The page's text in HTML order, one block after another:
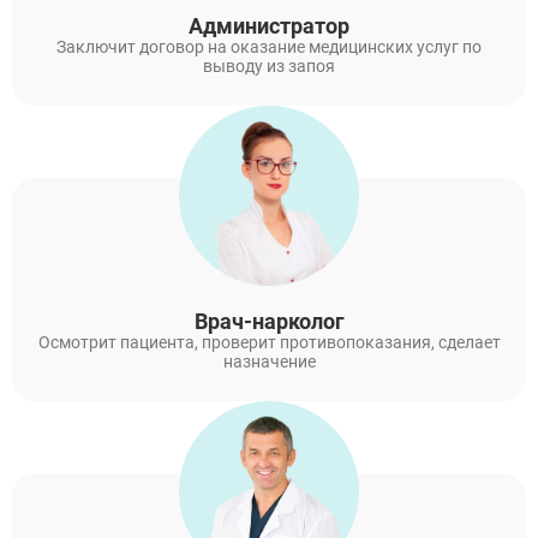
Администратор
Заключит договор на оказание медицинских услуг по
выводу из запоя
Врач-нарколог
Осмотрит пациента, проверит противопоказания, сделает
назначение